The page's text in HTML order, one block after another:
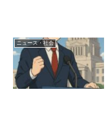
ニュース・社会